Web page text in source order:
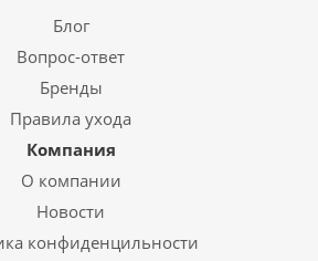
Блог
Вопрос-ответ
Бренды
Правила ухода
Компания
О компании
Новости
конфиденцильности